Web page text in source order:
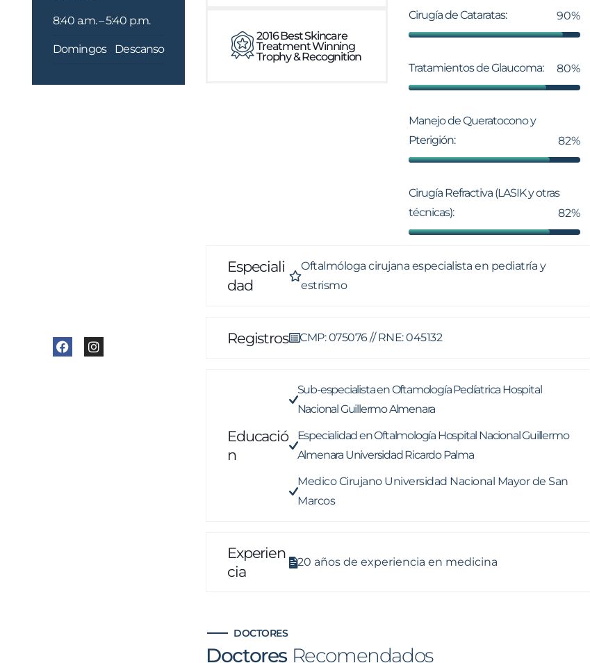
8:40 a.m. – 5:40 p.m.
Domingos Descanso
2016 Best Skincare
Treatment Winning
Trophy & Recognition
Cirugía de Cataratas: 90%
Tratamientos de Glaucoma: 80%
Manejo de Queratocono y
Pterigión:
82%
Cirugía Refractiva (LASIK y otras
técnicas):
82%
Especiali
Dad
Oftalmóloga cirujana especialista en pediatría y
estrismo
Registros CMP: 075076 // RNE: 045132
Educació
N
Sub-especialista en Oftamología Pedíatrica Hospital
Nacional Guillermo Almenara
Especialidad en Oftalmología Hospital Nacional Guillermo
Almenara Universidad Ricardo Palma
Medico Cirujano Universidad Nacional Mayor de San
Marcos
Experien
Cia
20 años de experiencia en medicina
DOCTORES
Doctores Recomendados